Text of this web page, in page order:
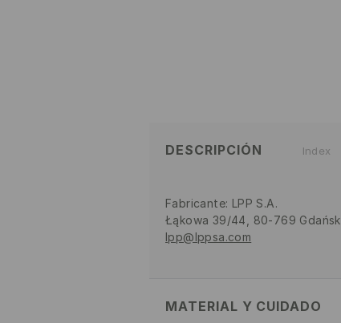
DESCRIPCIÓN Index
Fabricante: LPP S.A.
Łąkowa 39/44, 80-769 Gdańsk
lpp@lppsa.com
MATERIAL Y CUIDADO